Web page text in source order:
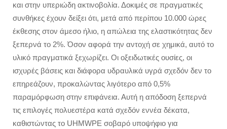
και στην υπεριώδη ακτινοβολία. Δοκιμές σε πραγματικές
συνθήκες έχουν δείξει ότι, μετά από περίπου 10.000 ώρες
έκθεσης στον άμεσο ήλιο, η απώλεια της ελαστικότητας δεν
ξεπερνά το 2%. Όσον αφορά την αντοχή σε χημικά, αυτό το
υλικό πραγματικά ξεχωρίζει. Οι οξειδωτικές ουσίες, οι
ισχυρές βάσεις και διάφορα υδραυλικά υγρά σχεδόν δεν το
επηρεάζουν, προκαλώντας λιγότερο από 0,5%
παραμόρφωση στην επιφάνεια. Αυτή η απόδοση ξεπερνά
τις επιλογές πολυεστέρα κατά σχεδόν εννέα δέκατα,
καθιστώντας το UHMWPE σοβαρό υποψήφιο για